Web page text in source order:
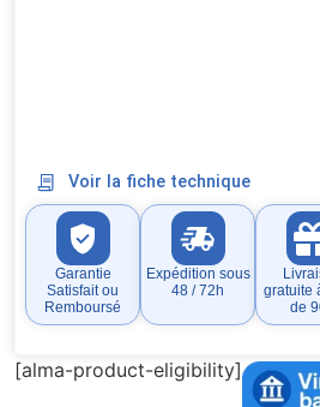
Voir la fiche technique
Garantie
Satisfait ou
Remboursé
Expédition sous
48 / 72h
gratuite
de
[alma-product-eligibility]